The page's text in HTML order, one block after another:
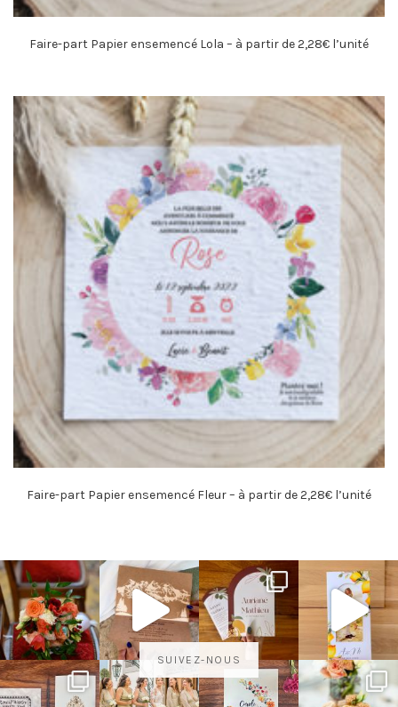
Faire-part Papier ensemencé Lola – à partir de 2,28€ l’unité
Faire-part Papier ensemencé Fleur – à partir de 2,28€ l’unité
SUIVEZ-NOUS